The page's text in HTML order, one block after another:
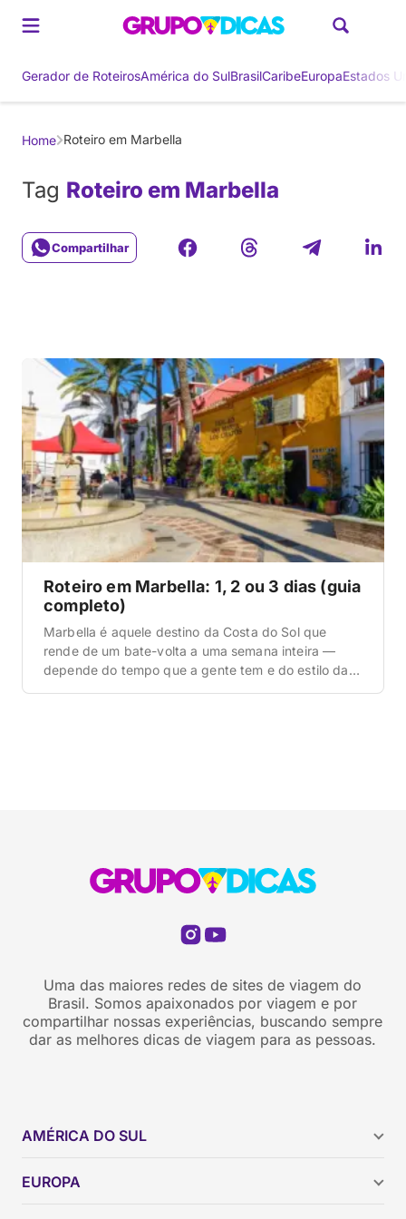
Gerador de RoteirosAmérica do SulBrasilCaribeEuropaEstados
Home Roteiro em Marbella
Tag Roteiro em Marbella
Compartilhar
Roteiro em Marbella: 1, 2 ou 3 dias (guia
completo)
Marbella é aquele destino da Costa do Sol que
rende de um bate-volta a uma semana inteira —
depende do tempo que a gente tem e do estilo da
Uma das maiores redes de sites de viagem do
Brasil. Somos apaixonados por viagem e por
compartilhar nossas experiências, buscando sempre
dar as melhores dicas de viagem para as pessoas.
AMÉRICA DO SUL
Brasil
EUROPA